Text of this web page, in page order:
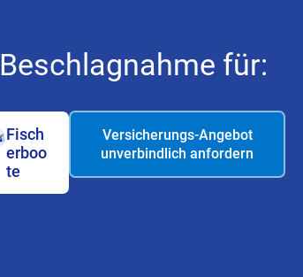
für:
Fisch
erboo
te
Versicherungs-Angebot
unverbindlich anfordern